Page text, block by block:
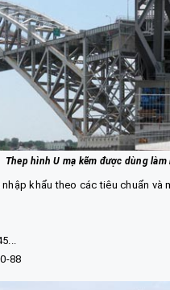
Thep hình U mạ kẽm được dùng
khẩu theo các tiêu chuẩn và
88